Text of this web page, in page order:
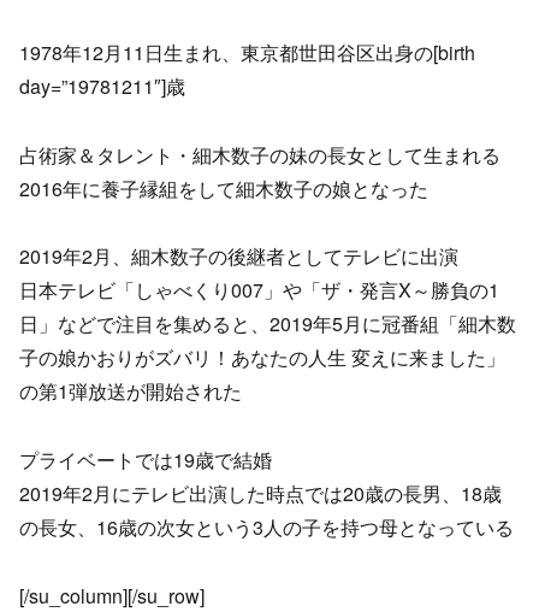
1978年12月11日生まれ、東京都世田谷区出身の[birth
day=”19781211″]歳
占術家＆タレント・細木数子の妹の長女として生まれる
2016年に養子縁組をして細木数子の娘となった
2019年2月、細木数子の後継者としてテレビに出演
日本テレビ「しゃべくり007」や「ザ・発言X～勝負の1
日」などで注目を集めると、2019年5月に冠番組「細木数
子の娘かおりがズバリ！あなたの人生 変えに来ました」
の第1弾放送が開始された
プライベートでは19歳で結婚
2019年2月にテレビ出演した時点では20歳の長男、18歳
の長女、16歳の次女という3人の子を持つ母となっている
[/su_column][/su_row]